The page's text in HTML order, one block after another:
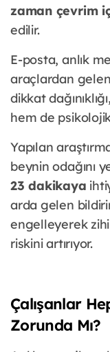
zaman çevrim
edilir.
E-posta, anlık
araçlardan
dikkat
hem de
Yapılan
beynin odağını
23 dakikaya
arda gelen
engelleyerek
riskini artırıyor.
Çalışanlar
Zorunda Mı?